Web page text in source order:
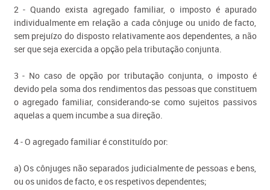
2 - Quando exista agregado familiar, o imposto é apurado
individualmente em relação a cada cônjuge ou unido de facto,
sem prejuízo do disposto relativamente aos dependentes, a não
ser que seja exercida a opção pela tributação conjunta.
3 - No caso de opção por tributação conjunta, o imposto é
devido pela soma dos rendimentos das pessoas que constituem
o agregado familiar, considerando-se como sujeitos passivos
aquelas a quem incumbe a sua direção.
4 - O agregado familiar é constituído por:
a) Os cônjuges não separados judicialmente de pessoas e bens,
ou os unidos de facto, e os respetivos dependentes;